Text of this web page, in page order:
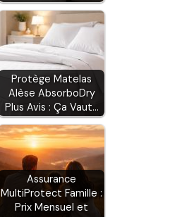
Protège Matelas
Alèse AbsorboDry
Plus Avis : Ça Vaut…
Assurance
MultiProtect Famille :
Prix Mensuel et